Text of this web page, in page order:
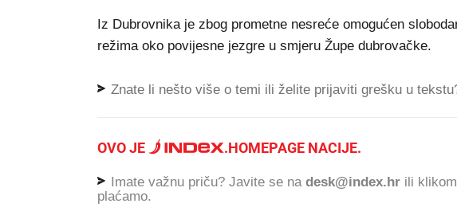
Iz Dubrovnika je zbog prometne nesreće omogućen
režima oko povijesne jezgre u smjeru Župe dubrovačke.
Znate li nešto više o temi ili želite prijaviti grešku u
OVO JE .HOMEPAGE NACIJE.
Imate važnu priču? Javite se na desk@index.hr ili klikom
plaćamo.